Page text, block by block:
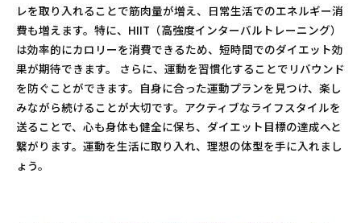
レを取り入れることで筋肉量が増え、日常生活でのエネルギー消
費も増えます。特に、HIIT（高強度インターバルトレーニング）
は効率的にカロリーを消費できるため、短時間でのダイエット効
果が期待できます。 さらに、運動を習慣化することでリバウンド
を防ぐことができます。自身に合った運動プランを見つけ、楽し
みながら続けることが大切です。アクティブなライフスタイルを
送ることで、心も身体も健全に保ち、ダイエット目標の達成へと
繋がります。運動を生活に取り入れ、理想の体型を手に入れまし
ょう。